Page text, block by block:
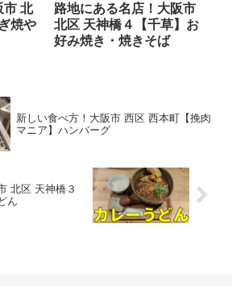
市 北
焼や
路地にある名店！大阪市
北区 天神橋４【千草】お
好み焼き・焼きそば
新しい食べ方！大阪市 西区 西本町【挽肉
マニア】ハンバーグ
北区 天神橋３
ん